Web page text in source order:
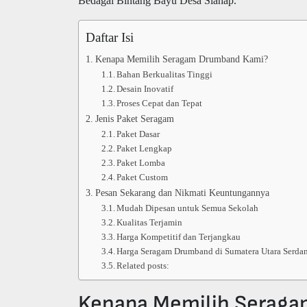
Daftar Isi
Kenapa Memilih Seragam Drumband Kami?
Bahan Berkualitas Tinggi
Desain Inovatif
Proses Cepat dan Tepat
Jenis Paket Seragam
Paket Dasar
Paket Lengkap
Paket Lomba
Paket Custom
Pesan Sekarang dan Nikmati Keuntungannya
Mudah Dipesan untuk Semua Sekolah
Kualitas Terjamin
Harga Kompetitif dan Terjangkau
Harga Seragam Drumband di Sumatera Utara
Related posts: